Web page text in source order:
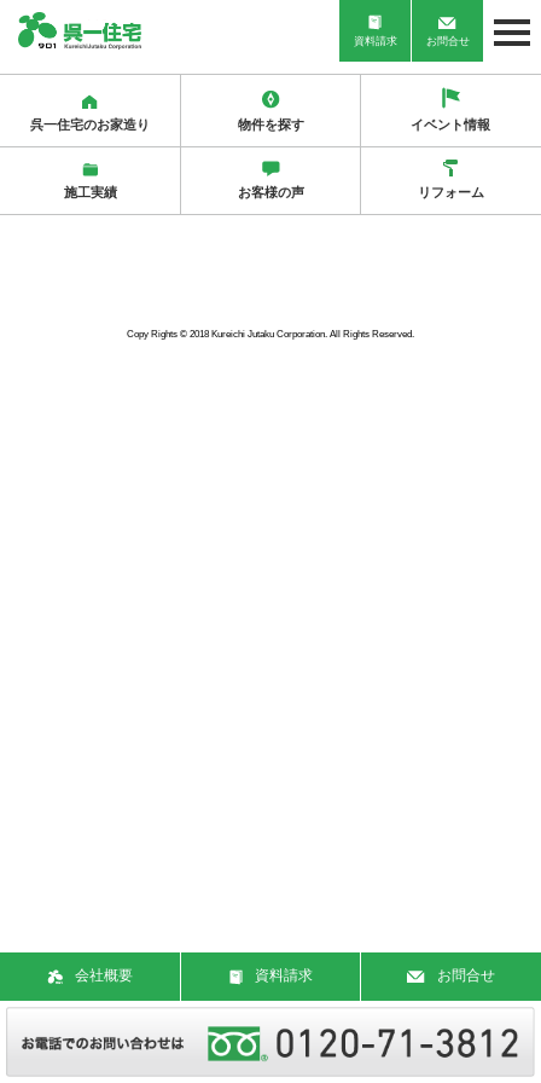
資料請求 お問合せ
呉一住宅のお家造り 物件を探す イベント情報
施工実績 お客様の声 リフォーム
Copy Rights © 2018 Kureichi Jutaku Corporation. All Rights Reserved.
会社概要 資料請求 お問合せ